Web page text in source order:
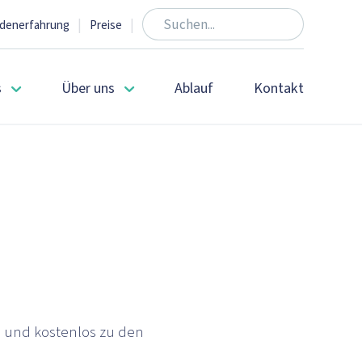
| Preise |
Über uns Ablauf Kontakt
kostenlos zu den